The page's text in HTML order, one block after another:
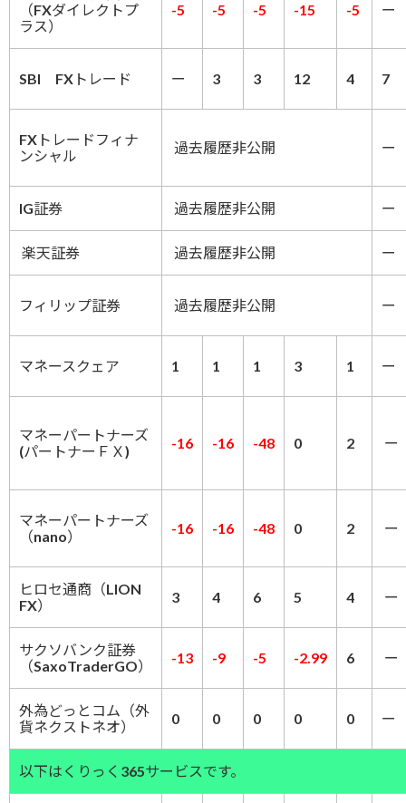
（FXダイレクトプ
ラス）
-5 -5 -5 -15 -5 ー
SBI FXトレード ー 3 3 12 4 7
FXトレードフィナ
ンシャル
過去履歴非公開 ー
IG証券 過去履歴非公開 ー
楽天証券 過去履歴非公開 ー
フィリップ証券 過去履歴非公開 ー
マネースクェア 1 1 1 3 1 ー
マネーパートナーズ
(パートナーＦＸ)
-16 -16 -48 0 2 ー
マネーパートナーズ
（nano）
-16 -16 -48 0 2 ー
ヒロセ通商（LION
FX）
3 4 6 5 4 ー
サクソバンク証券
（SaxoTraderGO）
-13 -9 -5 -2.99 6 ー
外為どっとコム（外
貨ネクストネオ）
0 0 0 0 0 ー
以下はくりっく365サービスです。